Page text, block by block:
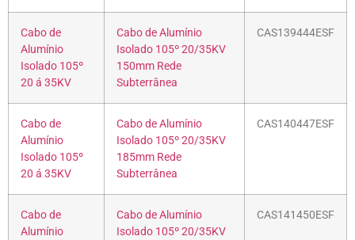
Cabo de
Alumínio
Isolado 105º
20 á 35KV
Cabo de Alumínio
Isolado 105º 20/35KV
150mm Rede
Subterrânea
CAS139444ESF
Cabo de
Alumínio
Isolado 105º
20 á 35KV
Cabo de Alumínio
Isolado 105º 20/35KV
185mm Rede
Subterrânea
CAS140447ESF
Cabo de
Alumínio
Cabo de Alumínio
Isolado 105º 20/35KV
CAS141450ESF